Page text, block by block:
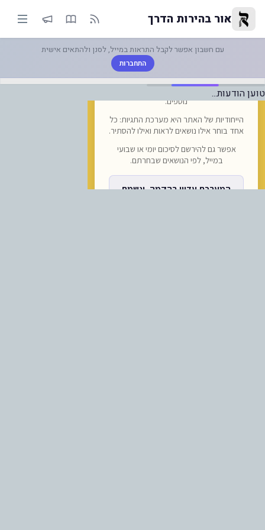
תור לאוטובוסים: אפשרות
אור בהירות הדרך
עם חשבון אפשר לקבל התראות במייל, לסנן ולהתאים אישית
התחברות
טוען הודעות...